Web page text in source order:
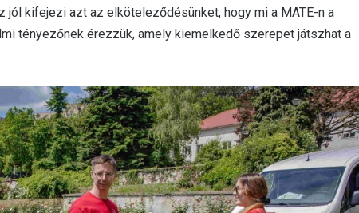
jól kifejezi azt az elköteleződésünket, hogy mi a MATE-n a
tényezőnek érezzük, amely kiemelkedő szerepet játszhat a